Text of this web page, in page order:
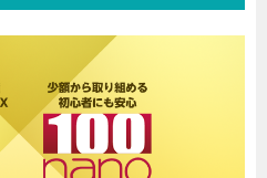
ができます。資